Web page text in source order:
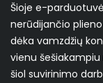
Šioje e-
nerūdijančio
dėka vamzdžių
vienu
šiol suvirinimo